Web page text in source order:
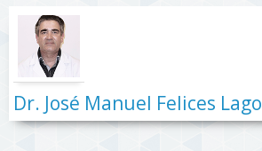
Dr. José Manuel Felices Lago